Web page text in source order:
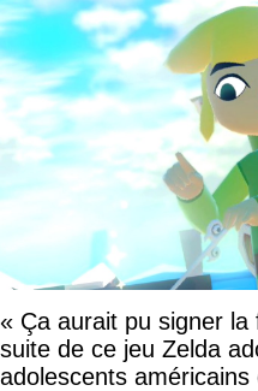
« Ça aurait pu signer
suite de ce jeu Zelda
adolescents